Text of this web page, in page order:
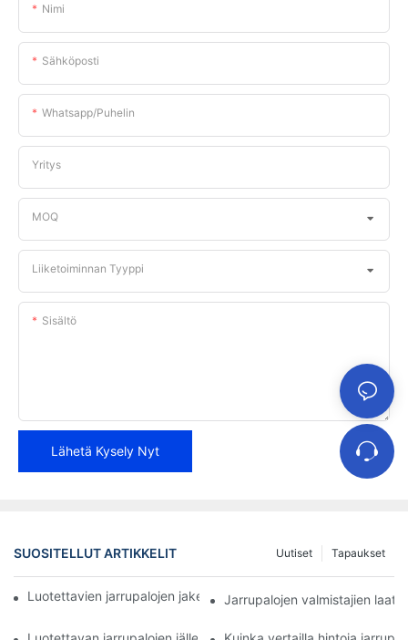
Nimi
Sähköposti
Whatsapp/puhelin
Yritys
MOQ
Liiketoiminnan Tyyppi
Sisältö
Lähetä Kysely Nyt
SUOSITELLUT ARTIKKELIT Tapaukset
Uutiset
Luotettavien jarrupalojen jakelijoiden löytäminen yrityksellesi
Jarrupalojen valmistajien